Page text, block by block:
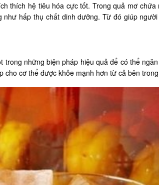
thích hệ tiêu hóa cực tốt. Trong quả mơ chứa
hấp thụ chất dinh dưỡng. Từ đó giúp
những biện pháp hiệu quả để có thể
cơ thể được khỏe mạnh hơn từ cả bên